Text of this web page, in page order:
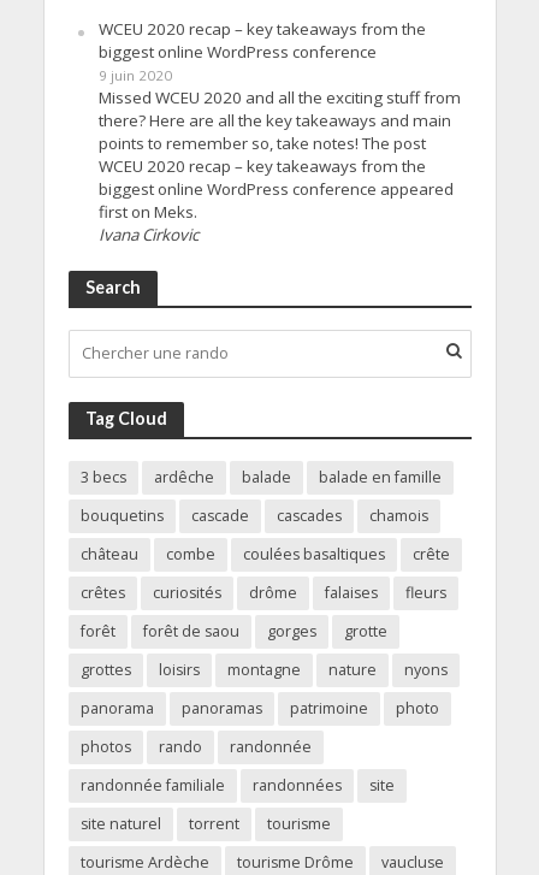
WCEU 2020 recap – key takeaways from the
biggest online WordPress conference
9 juin 2020
Missed WCEU 2020 and all the exciting stuff from
there? Here are all the key takeaways and main
points to remember so, take notes! The post
WCEU 2020 recap – key takeaways from the
biggest online WordPress conference appeared
first on Meks.
Ivana Cirkovic
Search
Tag Cloud
3 becs ardêche balade
balade en famille
bouquetins
cascade cascades
chamois
château
combe coulées basaltiques
crête
crêtes
curiosités drôme falaises
fleurs
forêt
forêt de saou gorges
grotte
grottes
loisirs montagne nature
nyons
panorama
panoramas patrimoine
photo
photos
rando
randonnée
randonnée familiale
randonnées
site
site naturel
torrent
tourisme
tourisme Ardèche
tourisme Drôme
vaucluse